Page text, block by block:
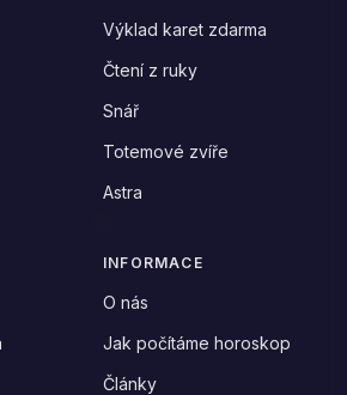
Výklad karet zdarma
Čtení z ruky
Snář
Totemové zvíře
Astra
INFORMACE
O nás
Jak počítáme horoskop
Články